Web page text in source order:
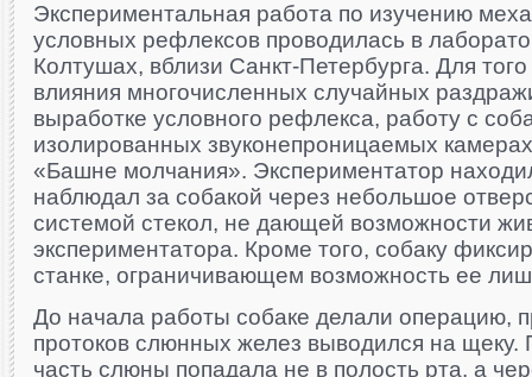
Экспериментальная работа по изучению
условных рефлексов проводилась в
Колтушах, вблизи Санкт-Петербурга. Для
влияния многочисленных случайных
выработке условного рефлекса, работу с
изолированных звуконепроницаемых
«Башне молчания». Экспериментатор
наблюдал за собакой через небольшое
системой стекол, не дающей возможности
экспериментатора. Кроме того, собаку
станке, ограничивающем возможность ее
До начала работы собаке делали операцию,
протоков слюнных желез выводился на щеку.
часть слюны попадала не в полость рта, а